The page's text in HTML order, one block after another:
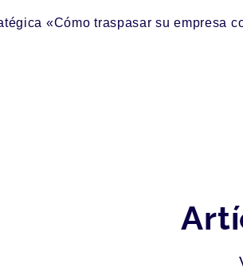
«Cómo traspasar su empresa